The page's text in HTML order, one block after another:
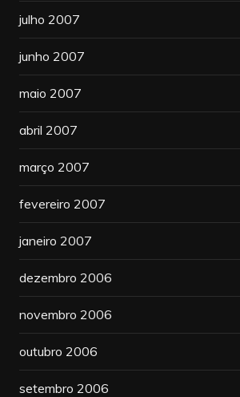
julho 2007
junho 2007
maio 2007
abril 2007
março 2007
fevereiro 2007
janeiro 2007
dezembro 2006
novembro 2006
outubro 2006
setembro 2006